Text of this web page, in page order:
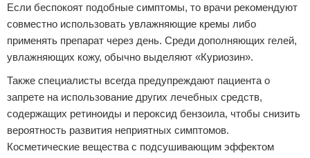
Если беспокоят подобные симптомы, то врачи рекомендуют
совместно использовать увлажняющие кремы либо
применять препарат через день. Среди дополняющих гелей,
увлажняющих кожу, обычно выделяют «Куриозин».
Также специалисты всегда предупреждают пациента о
запрете на использование других лечебных средств,
содержащих ретиноиды и пероксид бензоила, чтобы снизить
вероятность развития неприятных симптомов.
Косметические вещества с подсушивающим эффектом